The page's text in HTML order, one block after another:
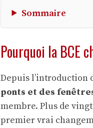
Sommaire
Pourquoi la BCE
Depuis l’introduction
ponts et des
membre. Plus de
premier vrai